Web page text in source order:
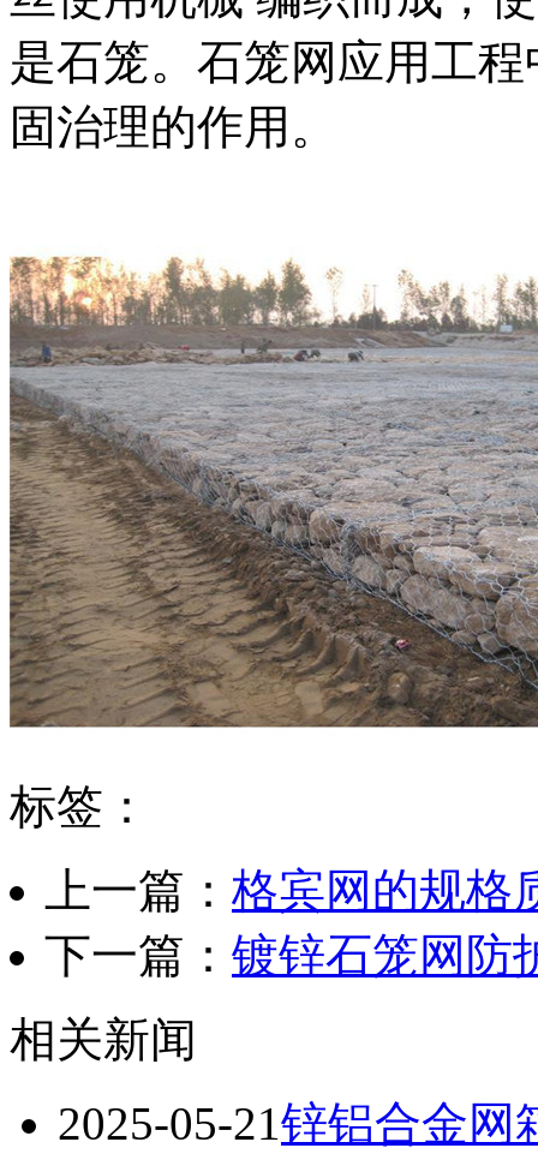
是石笼。石笼网应用工
固治理的作用。
标签：
上一篇： 格宾网的规格
下一篇： 镀锌石笼网防
相关新闻
2025-05-21锌铝合金网